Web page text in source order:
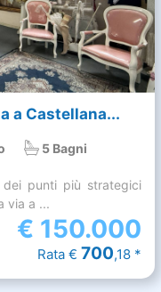
a Castellana...
5 Bagni
punti più strategici
via a ...
€ 150.000
Rata € 700,18 *